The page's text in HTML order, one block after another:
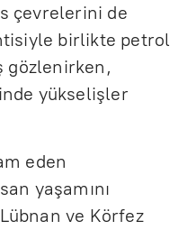
çevrelerini de
birlikte petrol
gözlenirken,
yükselişler
eden
yaşamını
ve Körfez